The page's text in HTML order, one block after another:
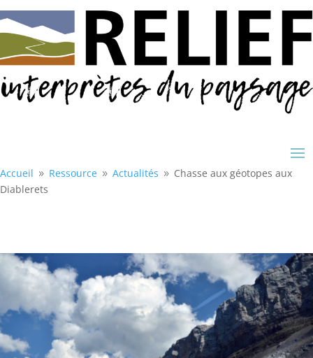
Accueil 9 Ressource 9 Actualités 9 Chasse aux géotopes aux
Diablerets